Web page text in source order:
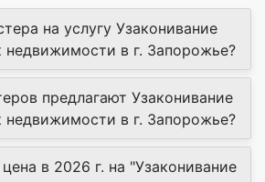
на услугу Узаконивание
недвижимости в г. Запорожье?
предлагают Узаконивание
недвижимости в г. Запорожье?
в 2026 г. на "Узаконивание